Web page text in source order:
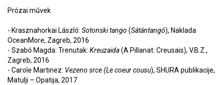
Prózai művek
- Krasznahorkai László: Sotonski tango (Sátántangó), Naklada
OceanMore, Zagreb, 2016
- Szabó Magda: Trenutak: Kreuzaida(A Pillanat: Creusais), V.B.Z.,
Zagreb, 2016
- Carole Martinez: Vezeno srce (Le coeur cousu), SHURA publikacije,
Matulji – Opatija, 2017